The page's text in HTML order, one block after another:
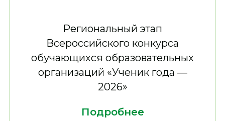
Региональный этап
Всероссийского конкурса
обучающихся образовательных
организаций «Ученик года —
2026»
Подробнее
Как это было